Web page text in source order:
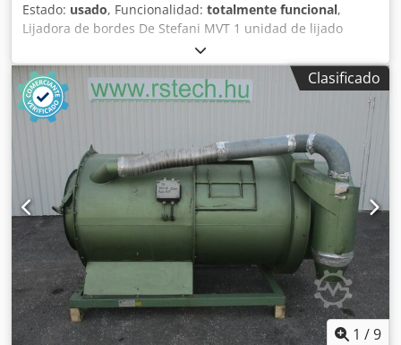
Estado: usado, Funcionalidad: totalmente funcional,
Lijadora de bordes De Stefani MVT 1 unidad de lijado
Altura máxima de la pieza: 100 mm Cjdpfsznu D Rsx Ag
Tjha Motor de la unidad de lijado: 2,5 kW Unidad de lijado
con sistema de autoafilado Ajuste manual de la unidad de
lijado Ajuste manual del ángulo de la unidad Unidad de
lijado con oscilación Velocidad de avance regulable
mediante variador Motor de avance de 0,74 kW
Clasificado
1 /9